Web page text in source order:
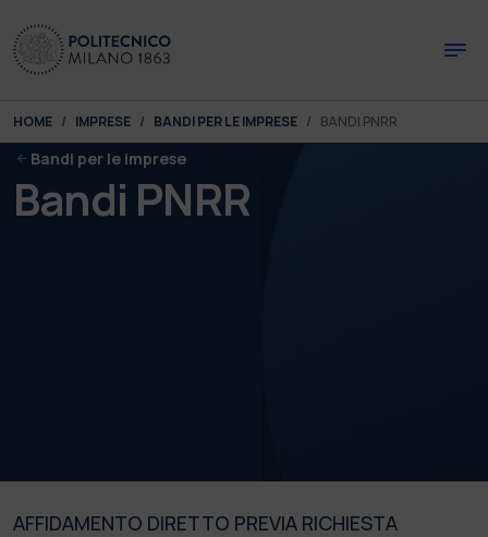
You are here:
HOME IMPRESE BANDI PER LE IMPRESE BANDI PNRR
Bandi per le imprese
Bandi PNRR
AFFIDAMENTO DIRETTO PREVIA RICHIESTA